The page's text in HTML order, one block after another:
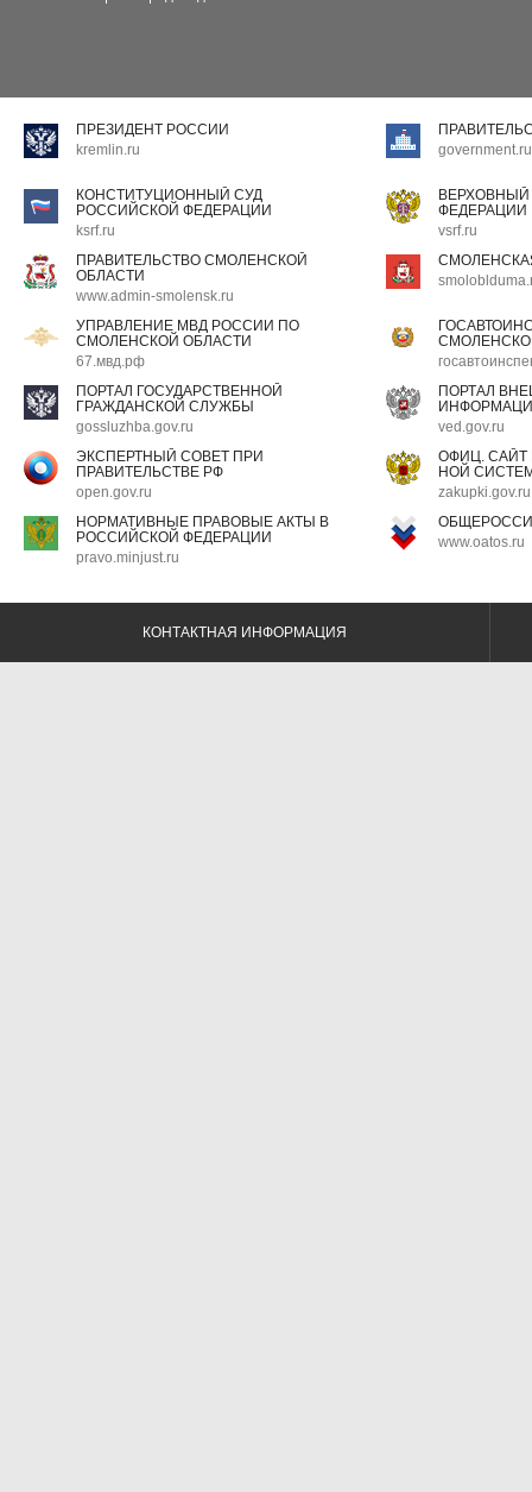
ПРЕЗИДЕНТ РОССИИ
kremlin.ru
government.ru
КОНСТИТУЦИОННЫЙ СУД
РОССИЙСКОЙ ФЕДЕРАЦИИ
ksrf.ru
ФЕДЕРАЦИИ
vsrf.ru
ПРАВИТЕЛЬСТВО СМОЛЕНСКОЙ
ОБЛАСТИ
www.admin-smolensk.ru
УПРАВЛЕНИЕ МВД РОССИИ ПО
СМОЛЕНСКОЙ ОБЛАСТИ
67.мвд.рф
ПОРТАЛ ГОСУДАРСТВЕННОЙ
ГРАЖДАНСКОЙ СЛУЖБЫ
gossluzhba.gov.ru
ПОРТАЛ
ved.gov.ru
ЭКСПЕРТНЫЙ СОВЕТ ПРИ
ПРАВИТЕЛЬСТВЕ РФ
open.gov.ru
ОФИЦ.
НОЙ
zakupki.gov.ru
НОРМАТИВНЫЕ ПРАВОВЫЕ АКТЫ В
РОССИЙСКОЙ ФЕДЕРАЦИИ
pravo.minjust.ru
www.oatos.ru
КОНТАКТНАЯ ИНФОРМАЦИЯ